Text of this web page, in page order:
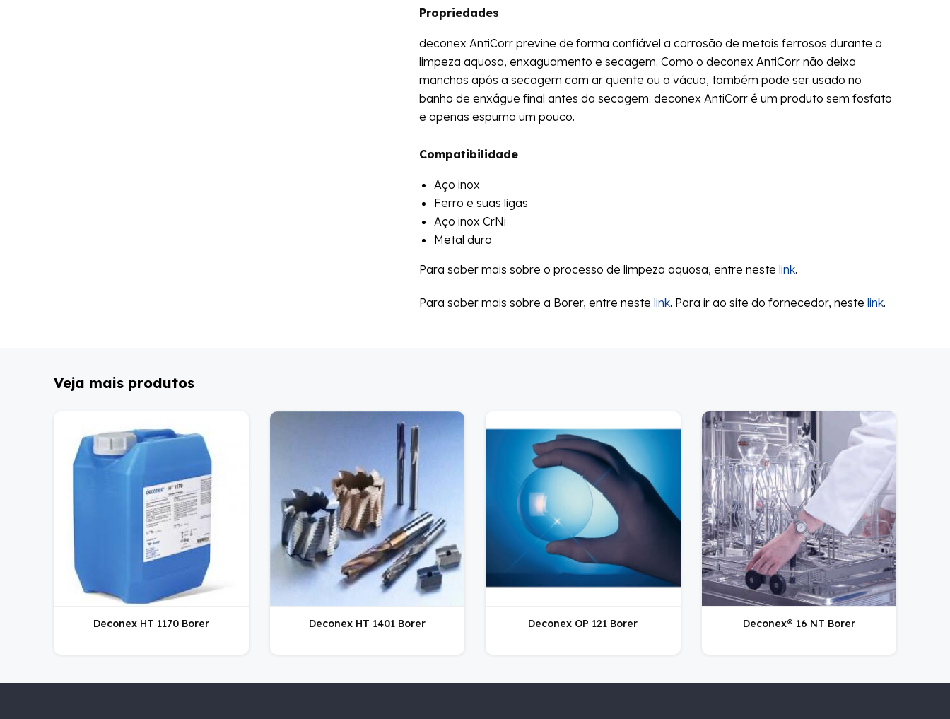
Propriedades
deconex AntiCorr previne de forma confiável a corrosão de metais ferrosos durante a
limpeza aquosa, enxaguamento e secagem. Como o deconex AntiCorr não deixa
manchas após a secagem com ar quente ou a vácuo, também pode ser usado no
banho de enxágue final antes da secagem. deconex AntiCorr é um produto sem fosfato
e apenas espuma um pouco.
Compatibilidade
Aço inox
Ferro e suas ligas
Aço inox CrNi
Metal duro
Para saber mais sobre o processo de limpeza aquosa, entre neste link.
Para saber mais sobre a Borer, entre neste link. Para ir ao site do fornecedor, neste link.
Veja mais produtos
Deconex HT 1170 Borer Deconex HT 1401 Borer Deconex OP 121 Borer Deconex® 16 NT Borer